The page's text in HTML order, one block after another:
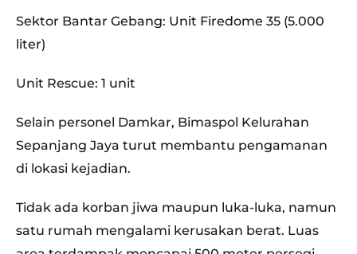
Sektor Bantar Gebang: Unit Firedome 35 (5.000
liter)
Unit Rescue: 1 unit
Selain personel Damkar, Bimaspol Kelurahan
Sepanjang Jaya turut membantu pengamanan
di lokasi kejadian.
Tidak ada korban jiwa maupun luka-luka, namun
satu rumah mengalami kerusakan berat. Luas